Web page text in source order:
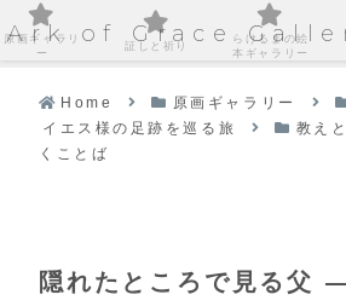
Ark of Grace
Home 原画ギャラリー
イエス様の足跡を巡る旅
教え
くことば
隠れたところで見る父
原画ギャラリ
ー
証しと祈り
らけるまの絵
本ギャラリー